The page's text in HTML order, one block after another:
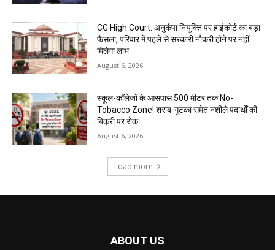
CG High Court: अनुकंपा नियुक्ति पर हाईकोर्ट का बड़ा
फैसला, परिवार में पहले से सरकारी नौकरी होने पर नहीं
मिलेगा लाभ
August 6, 2026
स्कूल-कॉलेजों के आसपास 500 मीटर तक No-
Tobacco Zone! शराब-गुटका समेत नशीले पदार्थों की
बिक्री पर रोक
August 6, 2026
Load more
ABOUT US